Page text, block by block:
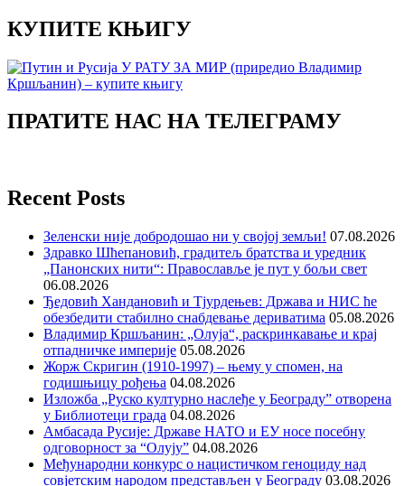
КУПИТЕ КЊИГУ
ПРАТИТЕ НАС НА ТЕЛЕГРАМУ
Recent Posts
Зеленски није добродошао ни у својој земљи! 07.08.2026
Здравко Шћепановић, градитељ братства и уредник
„Панонских нити“: Православље је пут у бољи свет
06.08.2026
Ђедовић Хандановић и Тјурдењев: Држава и НИС ће
обезбедити стабилно снабдевање дериватима 05.08.2026
Владимир Кршљанин: „Олуја“, раскринкавање и крај
отпадничке империје 05.08.2026
Жорж Скригин (1910-1997) – њему у спомен, на
годишњицу рођења 04.08.2026
Изложба „Руско културно наслеђе у Београду” отворена
у Библиотеци града 04.08.2026
Амбасада Русије: Државе НАТО и ЕУ носе посебну
одговорност за “Олују” 04.08.2026
Међународни конкурс о нацистичком геноциду над
совјетским народом представљен у Београду 03.08.2026